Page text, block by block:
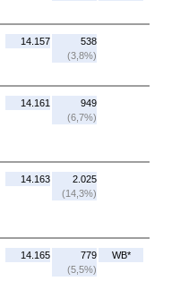
14.157
538
(3,8%)
14.161
949
(6,7%)
14.163
2.025
(14,3%)
14.165
779
(5,5%)
WB*